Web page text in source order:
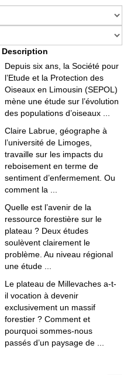
Description
Depuis six ans, la Société pour
l’Etude et la Protection des
Oiseaux en Limousin (SEPOL)
mène une étude sur l’évolution
des populations d’oiseaux ...
Claire Labrue, géographe à
l’université de Limoges,
travaille sur les impacts du
reboisement en terme de
sentiment d’enfermement. Ou
comment la ...
Quelle est l’avenir de la
ressource forestière sur le
plateau ? Deux études
soulèvent clairement le
problème. Au niveau régional
une étude ...
Le plateau de Millevaches a-t-
il vocation à devenir
exclusivement un massif
forestier ? Comment et
pourquoi sommes-nous
passés d’un paysage de ...